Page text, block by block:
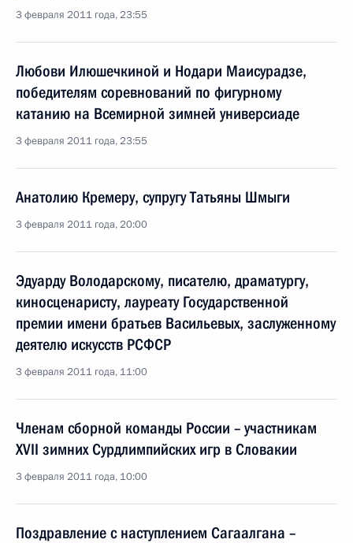
3 февраля 2011 года, 23:55
Любови Илюшечкиной и Нодари Маисурадзе,
победителям соревнований по фигурному
катанию на Всемирной зимней универсиаде
3 февраля 2011 года, 23:55
Анатолию Кремеру, супругу Татьяны Шмыги
3 февраля 2011 года, 20:00
Эдуарду Володарскому, писателю, драматургу,
киносценаристу, лауреату Государственной
премии имени братьев Васильевых, заслуженному
деятелю искусств РСФСР
3 февраля 2011 года, 11:00
Членам сборной команды России – участникам
XVII зимних Сурдлимпийских игр в Словакии
3 февраля 2011 года, 10:00
Поздравление с наступлением Сагаалгана –